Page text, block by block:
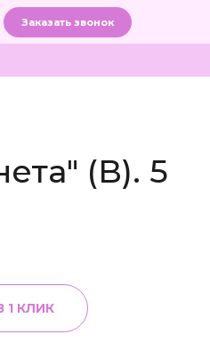
Заказать звонок
(В). 5
1 КЛИК